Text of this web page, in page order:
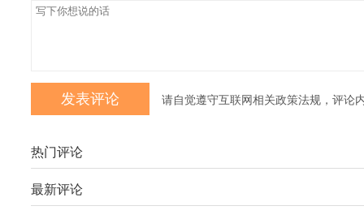
请自觉遵守互联网相关政策法规，评论
热门评论
最新评论